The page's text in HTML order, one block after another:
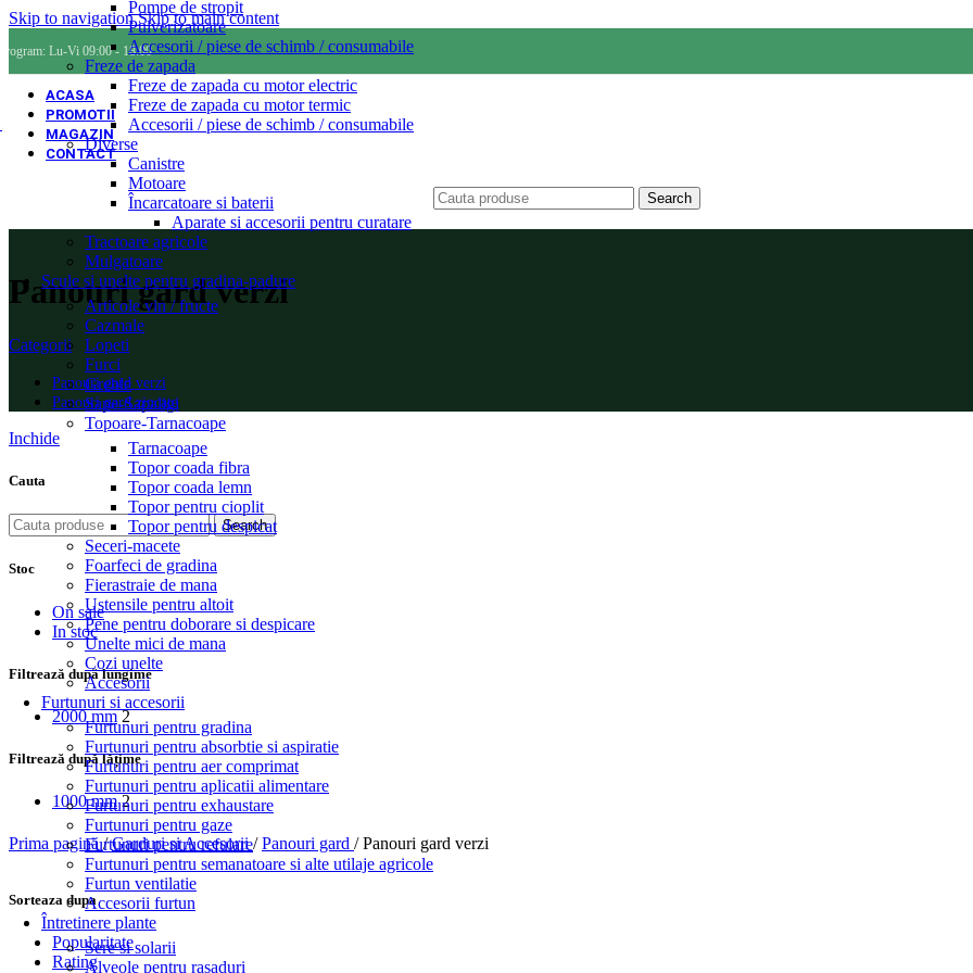
Skip to navigationSkip to main content
Lu-Vi 09:00 - 18:00
ACASA
PROMOTII
MAGAZIN
CONTACT
Pompe de stropit
Pulverizatoare
Accesorii / piese de schimb / consumabile
Freze de zapada
Freze de zapada cu motor electric
Freze de zapada cu motor termic
Accesorii / piese de schimb / consumabile
Diverse
Canistre
Motoare
Încarcatoare si baterii
Aparate si accesorii pentru curatare
Tractoare agricole
Mulgatoare
Scule si unelte pentru gradina-padure
Articole vin / fructe
Cazmale
Lopeti
Furci
Greble
Sape-Sapaligi
Topoare-Tarnacoape
Tarnacoape
Topor coada fibra
Topor coada lemn
Topor pentru cioplit
Topor pentru despicat
Seceri-macete
Foarfeci de gradina
Fierastraie de mana
Ustensile pentru altoit
Pene pentru doborare si despicare
Unelte mici de mana
Cozi unelte
Accesorii
Furtunuri si accesorii
Furtunuri pentru gradina
Furtunuri pentru absorbtie si aspiratie
Furtunuri pentru aer comprimat
Furtunuri pentru aplicatii alimentare
Furtunuri pentru exhaustare
Furtunuri pentru gaze
Furtunuri pentru refulare
Furtunuri pentru semanatoare si alte utilaje agricole
Furtun ventilatie
Accesorii furtun
Întretinere plante
Sere si solarii
Alveole pentru rasaduri
Search
Panouri gard verzi
Categorii
Panouri gard verzi
Panouri gard zincate
Inchide
Cauta
Search
Stoc
On sale
In stoc
Filtrează după lungime
2000 mm 2
Filtrează după lățime
1000 mm 2
Prima pagină/ Garduri si Accesorii/ Panouri gard / Panouri gard verzi
Sorteaza dupa
Popularitate
Rating